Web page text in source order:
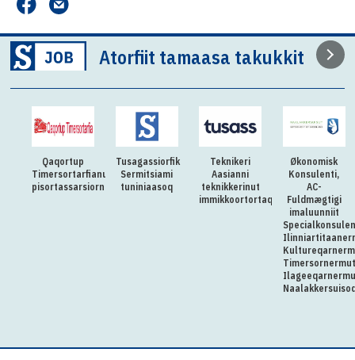
Atorfiit tamaasa takukkit
Qaqortup
Timersortarfianut
pisortassarsiorneq
Tusagassiorfik
Sermitsiami
tuniniaasoq
Teknikeri
Aasianni
teknikkerinut
immikkoortortaqarfimmut
Økonomisk
Konsulenti,
AC-
Fuldmægtigi
imaluunniit
Timersornermut